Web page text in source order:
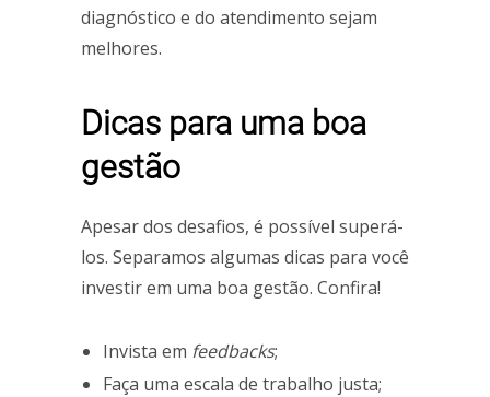
diagnóstico e do atendimento sejam
melhores.
Dicas para uma boa
gestão
Apesar dos desafios, é possível superá-
los. Separamos algumas dicas para você
investir em uma boa gestão. Confira!
Invista em feedbacks;
Faça uma escala de trabalho justa;